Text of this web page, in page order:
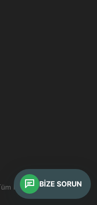
Hakları Saklıdır.
BIZE SORUN